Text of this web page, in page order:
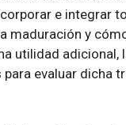
e integrar
maduración y
utilidad adicional,
evaluar dicha